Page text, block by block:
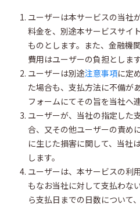
ユーザーは本サービスの当社
料金を、別途本サービスサイ
ものとします。また、金融機
費用はユーザーの負担とします
ユーザーは別途注意事項に定
た場合も、支払方法に不備が
フォームにてその旨を当社へ
ユーザーが、当社の指定した
合、又その他ユーザーの責め
に生じた損害に関して、当社
します。
ユーザーは、本サービスの利
もなお当社に対して支払わな
ら支払日までの日数について